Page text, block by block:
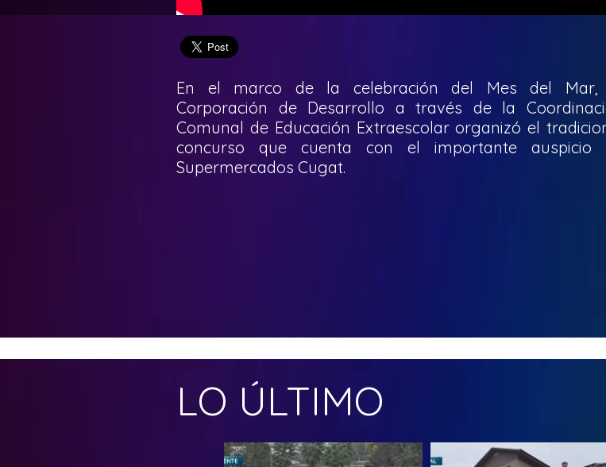
En el marco de la celebración del Mes del Mar,
Corporación de Desarrollo a través de la
Comunal de Educación Extraescolar organizó el
concurso que cuenta con el importante auspicio
Supermercados Cugat.
LO ÚLTIMO